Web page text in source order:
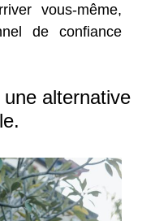
vous-même,
de confiance
alternative